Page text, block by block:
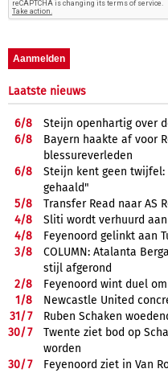
Laatste nieuws
6/8
Steijn openhartig over
6/8
Bayern haakte af voor
blessureverleden
6/8
Steijn kent geen twijfel:
gehaald"
5/8
Transfer Read naar AS
4/8
Sliti wordt verhuurd
4/8
Feyenoord gelinkt aan
3/8
COLUMN: Atalanta
stijl afgerond
2/8
Feyenoord wint duel
1/8
Newcastle United
31/7
Ruben Schaken
30/7
Twente ziet bod op
worden
30/7
Feyenoord ziet in Van